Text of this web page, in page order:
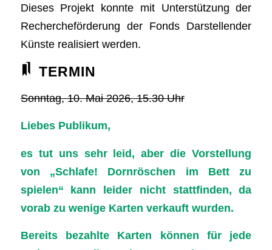
Dieses Projekt konnte mit Unterstützung der
Rechercheförderung der Fonds Darstellender
Künste realisiert werden.
TERMIN
Sonntag, 10. Mai 2026, 15.30 Uhr
Liebes Publikum,
es tut uns sehr leid, aber die Vorstellung
von „Schlafe! Dornröschen im Bett zu
spielen“ kann leider nicht stattfinden, da
vorab zu wenige Karten verkauft wurden.
Bereits bezahlte Karten können für jede